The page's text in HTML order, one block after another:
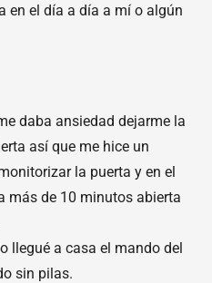
en el día a día a mí o algún
daba ansiedad dejarme la
así que me hice un
la puerta y en el
más de 10 minutos abierta
llegué a casa el mando del
sin pilas.